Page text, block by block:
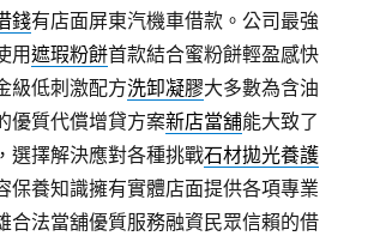
錢有店面屏東汽機車借款。公司最強
用遮瑕粉餅首款結合蜜粉餅輕盈感快
級低刺激配方洗卸凝膠大多數為含油
優質代償增貸方案新店當舖能大致了
選擇解決應對各種挑戰石材拋光養護
保養知識擁有實體店面提供各項專業
合法當舖優質服務融資民眾信賴的借